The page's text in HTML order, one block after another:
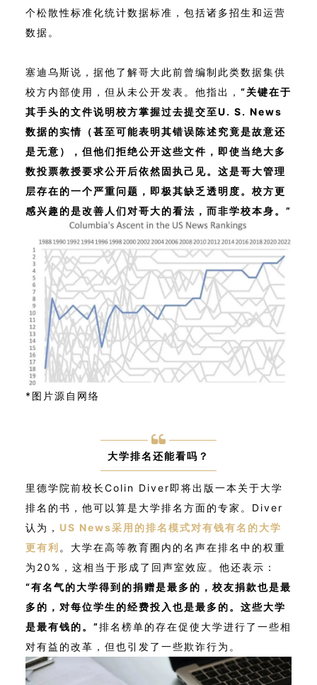
个松散性标准化统计数据标准，包括诸多招生和运营
数据。
塞迪乌斯说，据他了解哥大此前曾编制此类数据集供
校方内部使用，但从未公开发表。他指出， “关键在于
其手头的文件说明校方掌握过去提交至U. S. News
数据的实情（甚至可能表明其错误陈述究竟是故意还
是无意），但他们拒绝公开这些文件，即使当绝大多
数投票教授要求公开后依然固执己见。这是哥大管理
层存在的一个严重问题，即极其缺乏透明度。校方更
感兴趣的是改善人们对哥大的看法，而非学校本身。”
*图片源自网络
大学排名还能看吗？
里德学院前校长Colin Diver即将出版一本关于大学
排名的书，他可以算是大学排名方面的专家。Diver
认为， US News采用的排名模式对有钱有名的大学
更有利 。大学在高等教育圈内的名声在排名中的权重
为20%，这相当于形成了回声室效应。他还表示：
“有名气的大学得到的捐赠是最多的，校友捐款也是最
多的，对每位学生的经费投入也是最多的。这些大学
是最有钱的。”排名榜单的存在促使大学进行了一些相
对有益的改革，但也引发了一些欺诈行为。